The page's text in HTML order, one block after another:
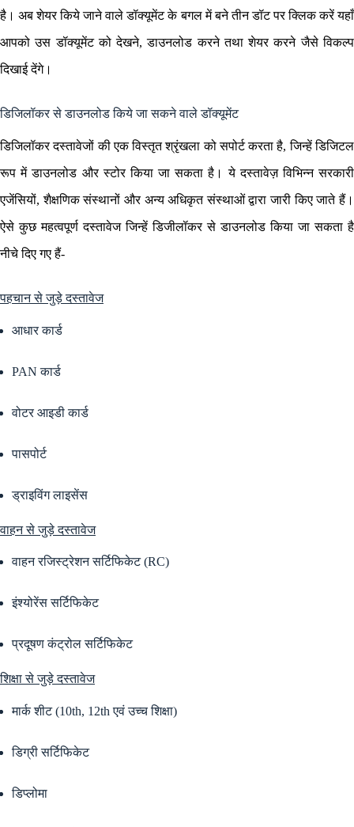
है। अब शेयर किये जाने वाले डॉक्यूमेंट के बगल में बने तीन डॉट पर क्लिक करें यहाँ
आपको उस डॉक्यूमेंट को देखने, डाउनलोड करने तथा शेयर करने जैसे विकल्प
दिखाई देंगे।
डिजिलॉकर से डाउनलोड किये जा सकने वाले डॉक्यूमेंट
डिजिलॉकर दस्तावेजों की एक विस्तृत श्रृंखला को सपोर्ट करता है, जिन्हें डिजिटल
रूप में डाउनलोड और स्टोर किया जा सकता है। ये दस्तावेज़ विभिन्न सरकारी
एजेंसियों, शैक्षणिक संस्थानों और अन्य अधिकृत संस्थाओं द्वारा जारी किए जाते हैं।
ऐसे कुछ महत्वपूर्ण दस्तावेज जिन्हें डिजीलॉकर से डाउनलोड किया जा सकता है
नीचे दिए गए हैं-
पहचान से जुड़े दस्तावेज
आधार कार्ड
PAN कार्ड
वोटर आइडी कार्ड
पासपोर्ट
ड्राइविंग लाइसेंस
वाहन से जुड़े दस्तावेज
वाहन रजिस्ट्रेशन सर्टिफिकेट (RC)
इंश्योरेंस सर्टिफिकेट
प्रदूषण कंट्रोल सर्टिफिकेट
शिक्षा से जुड़े दस्तावेज
मार्क शीट (10th, 12th एवं उच्च शिक्षा)
डिग्री सर्टिफिकेट
डिप्लोमा